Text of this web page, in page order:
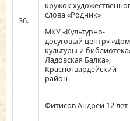
36.
кружок
слова «Родник»
МКУ «Культурно-
досуговый центр» «Дом
культуры и
Ладовская Балка»,
Красногвардейский
район
Фитисов Андрей 12 лет